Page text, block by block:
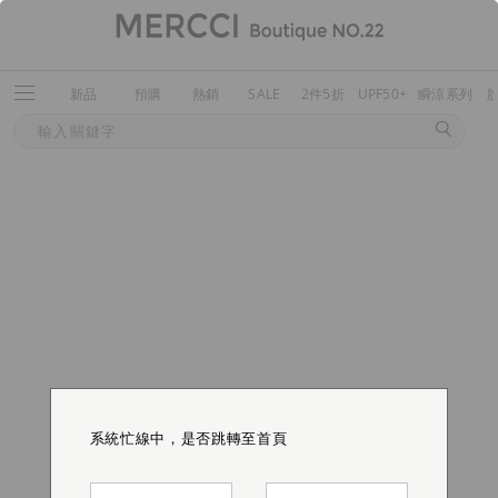
新品 預購 熱銷 SALE 2件5折 UPF50+ 瞬涼系列
系統忙線中，是否跳轉至首頁
系統忙線中，是否跳轉至首頁
系統忙線中，是否跳轉至首頁
系統忙線中，是否跳轉至首頁
系統忙線中，是否跳轉至首頁